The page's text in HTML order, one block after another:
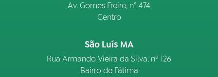
Av. Gomes Freire, n° 474
Centro
São Luís MA
Rua Armando Vieira da Silva, nº 126
Bairro de Fátima